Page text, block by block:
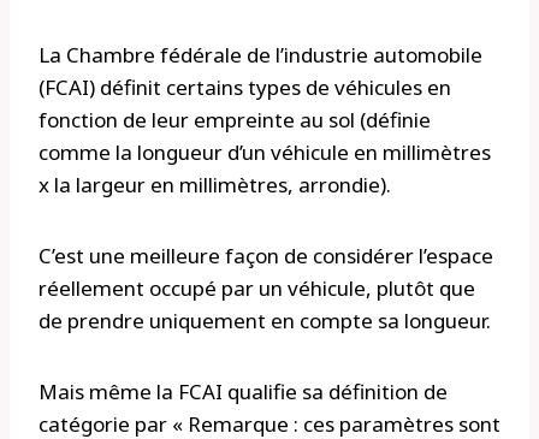
La Chambre fédérale de l’industrie automobile
(FCAI) définit certains types de véhicules en
fonction de leur empreinte au sol (définie
comme la longueur d’un véhicule en millimètres
x la largeur en millimètres, arrondie).
C’est une meilleure façon de considérer l’espace
réellement occupé par un véhicule, plutôt que
de prendre uniquement en compte sa longueur.
Mais même la FCAI qualifie sa définition de
catégorie par « Remarque : ces paramètres sont